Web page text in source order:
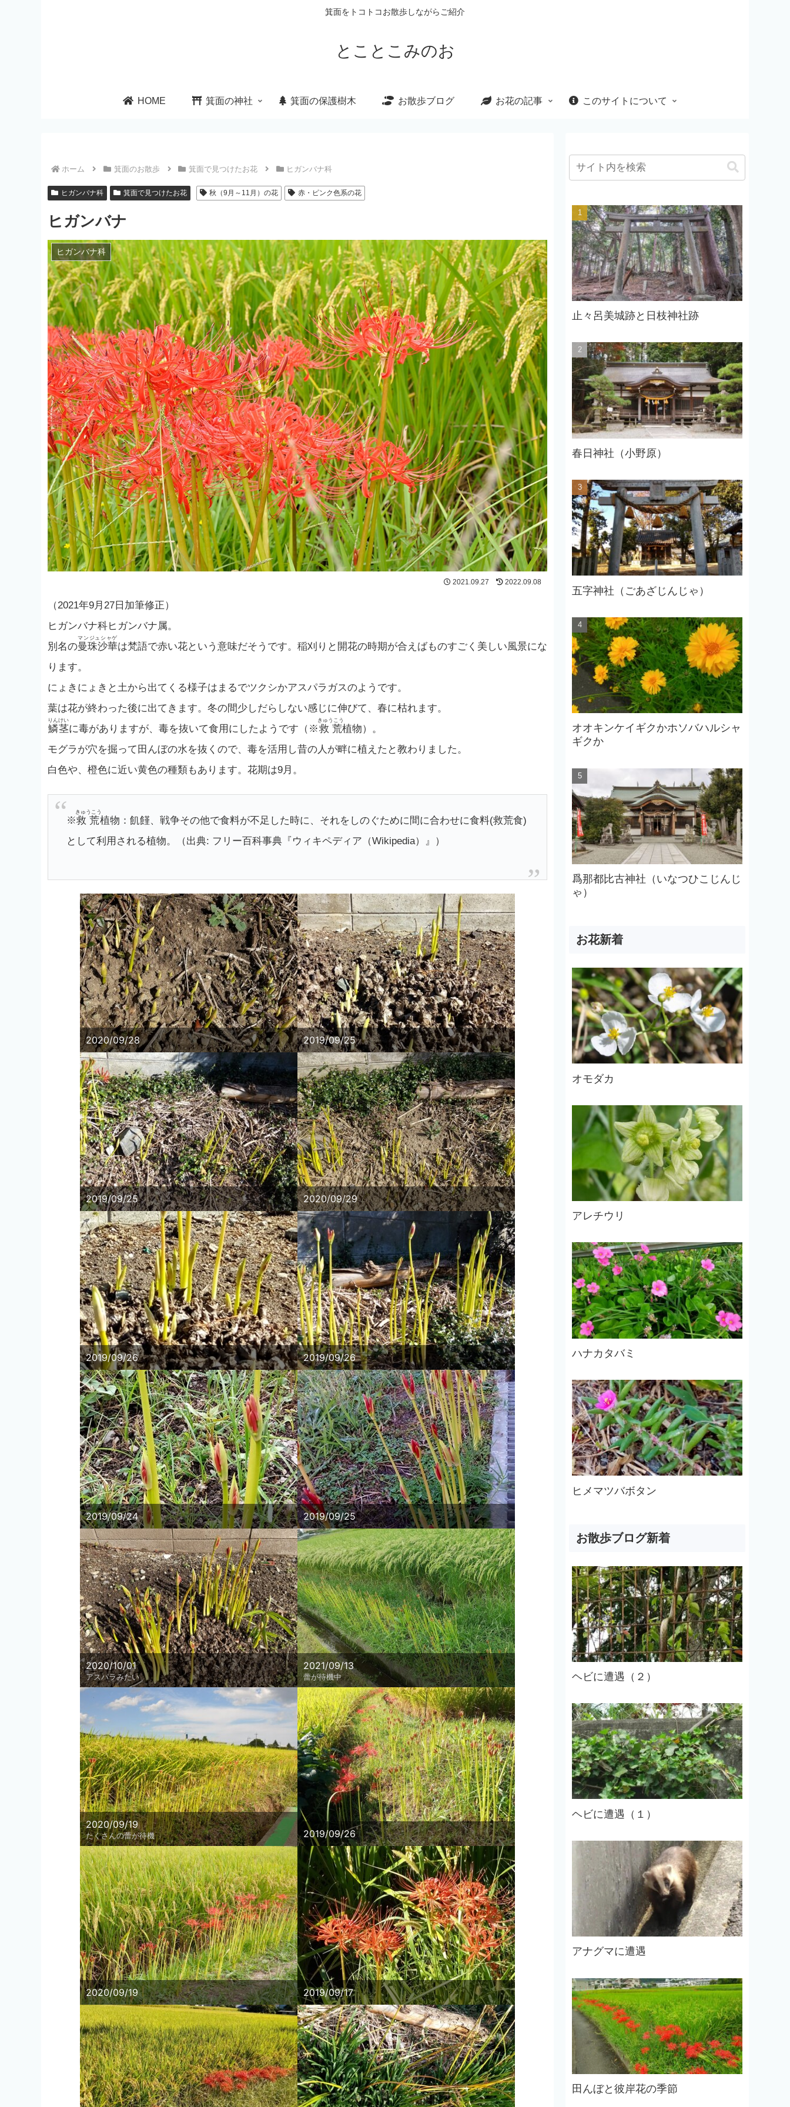
箕面をトコトコお散歩しながらご紹介
とことこみのお
HOME 箕面の神社 箕面の保護樹木 お散歩ブログ お花の記事 このサイトについて
ホーム 箕面のお散歩 箕面で見つけたお花 ヒガンバナ科
ヒガンバナ科 箕面で見つけたお花 秋（9月～11月）の花 赤・ピンク色系の花
ヒガンバナ
ヒガンバナ科
2021.09.27 2022.09.08
（2021年9月27日加筆修正）
ヒガンバナ科ヒガンバナ属。
別名の曼珠沙華
マンジュシャゲ
は梵語で赤い花という意味だそうです。稲刈りと開花の時期が合えばものすごく美しい風景にな
ります。
にょきにょきと土から出てくる様子はまるでツクシかアスパラガスのようです。
葉は花が終わった後に出てきます。冬の間少しだらしない感じに伸びて、春に枯れます。
鱗茎
りんけい
に毒がありますが、毒を抜いて食用にしたようです（※救荒
きゅうこう
植物）。
モグラが穴を掘って田んぼの水を抜くので、毒を活用し昔の人が畔に植えたと教わりました。
白色や、橙色に近い黄色の種類もあります。花期は9月。
※救荒
きゅうこう
植物：飢饉、戦争その他で食料が不足した時に、それをしのぐために間に合わせに食料(救荒食)
として利用される植物。（出典: フリー百科事典『ウィキペディア（Wikipedia）』）
2020/09/28 2019/09/25
2019/09/25 2020/09/29
2019/09/26 2019/09/26
2019/09/24 2019/09/25
2020/10/01
アスパラみたい
2021/09/13
蕾が待機中
2020/09/19
たくさんの蕾が待機 2019/09/26
2020/09/19 2019/09/17
止々呂美城跡と日枝神社跡
春日神社（小野原）
五字神社（ごあざじんじゃ）
オオキンケイギクかホソバハルシャ
ギクか
爲那都比古神社（いなつひこじんじ
ゃ）
お花新着
オモダカ
アレチウリ
ハナカタバミ
ヒメマツバボタン
お散歩ブログ新着
ヘビに遭遇（２）
ヘビに遭遇（１）
アナグマに遭遇
田んぼと彼岸花の季節